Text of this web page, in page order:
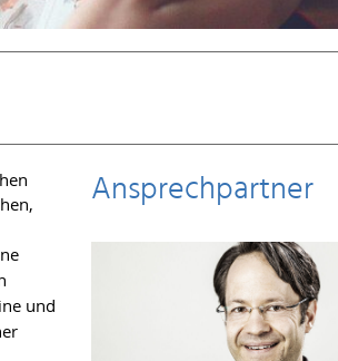
und
Ansprechpartner